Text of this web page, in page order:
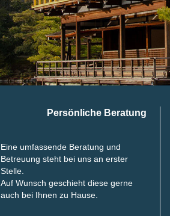
Persönliche Beratung
Eine umfassende Beratung und
Betreuung steht bei uns an erster
Stelle.
Auf Wunsch geschieht diese gerne
auch bei Ihnen zu Hause.